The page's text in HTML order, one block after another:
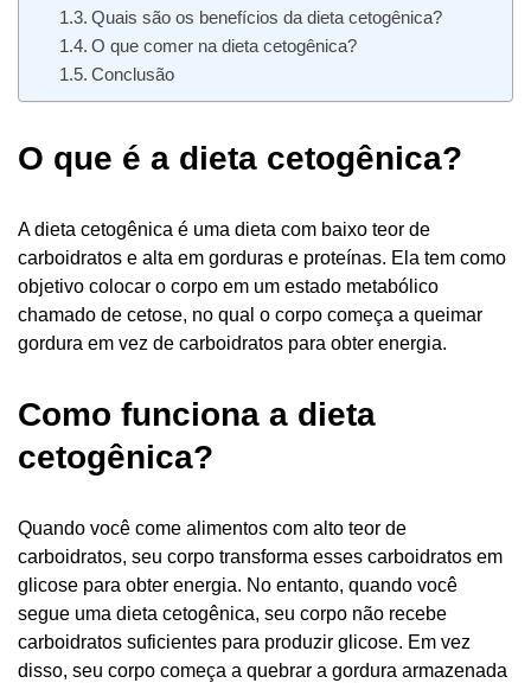
Quais são os benefícios da dieta cetogênica?
O que comer na dieta cetogênica?
Conclusão
O que é a dieta cetogênica?
A dieta cetogênica é uma dieta com baixo teor de
carboidratos e alta em gorduras e proteínas. Ela tem como
objetivo colocar o corpo em um estado metabólico
chamado de cetose, no qual o corpo começa a queimar
gordura em vez de carboidratos para obter energia.
Como funciona a dieta
cetogênica?
Quando você come alimentos com alto teor de
carboidratos, seu corpo transforma esses carboidratos em
glicose para obter energia. No entanto, quando você
segue uma dieta cetogênica, seu corpo não recebe
carboidratos suficientes para produzir glicose. Em vez
disso, seu corpo começa a quebrar a gordura armazenada